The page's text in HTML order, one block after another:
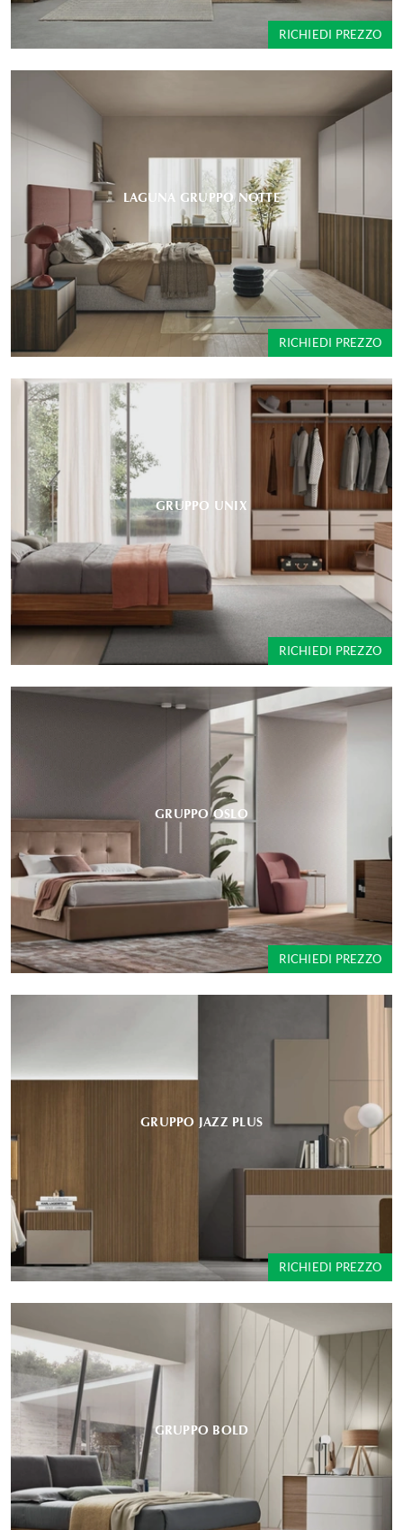
RICHIEDI PREZZO
LAGUNA GRUPPO NOTTE
RICHIEDI PREZZO
GRUPPO UNIX
RICHIEDI PREZZO
GRUPPO OSLO
RICHIEDI PREZZO
GRUPPO JAZZ PLUS
RICHIEDI PREZZO
GRUPPO BOLD